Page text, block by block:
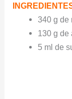
340 g de
130 g de
5 ml de